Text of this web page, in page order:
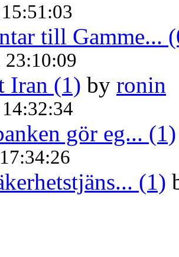
till Gamme...
23:10:09
Iran (1) by ronin
gör eg... (1)
(1)